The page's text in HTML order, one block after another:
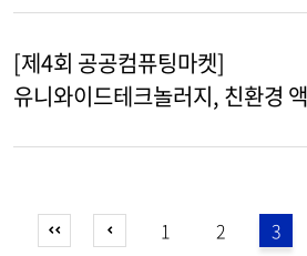
[제4회 공공컴퓨팅마켓]
유니와이드테크놀러지, 친환경
1 2 3